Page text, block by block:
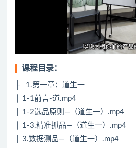
课程目录：
├─1.第一章：道生一
│ 1-1前言-道.mp4
│ 1-2选品原则—（道生一）.mp4
│ 1-3.精准抓品—（道生一）.mp4
│ 3.数据测品—（道生一）.mp4